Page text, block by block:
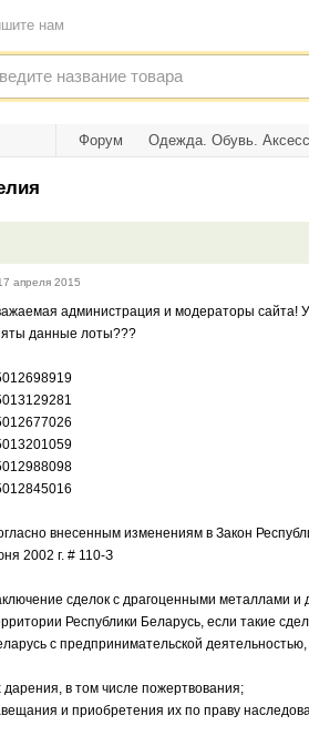
нам
Форум Одежда. Обувь.
апреля 2015
администрация и модераторы сайта!
данные лоты???
внесенным изменениям в Закон
2002 г. # 110-З
сделок с драгоценными металлами
Республики Беларусь, если такие
с предпринимательской
дарения, в том числе пожертвования;
и приобретения их по праву